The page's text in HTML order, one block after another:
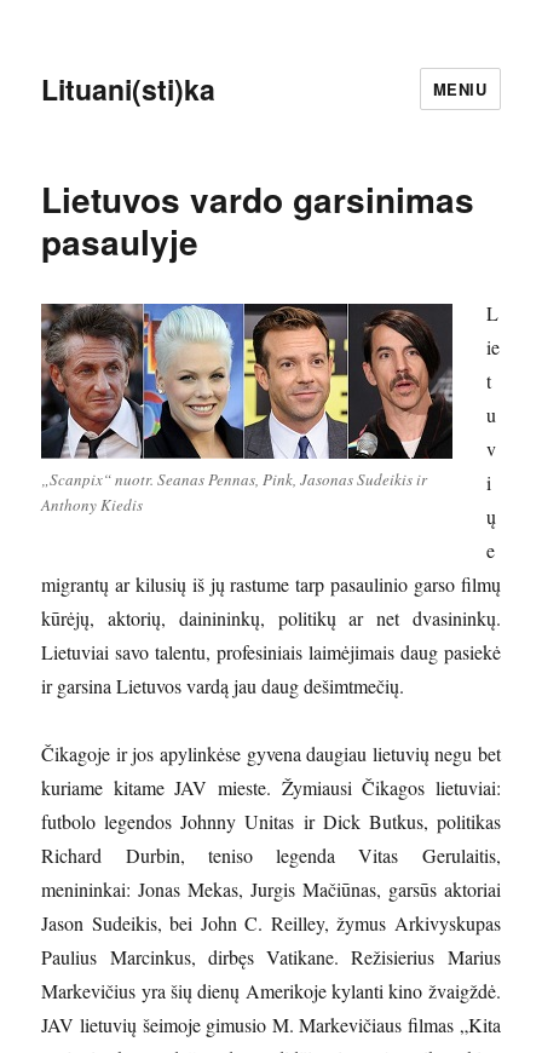
Lituani(sti)ka MENIU
Lietuvos vardo garsinimas
pasaulyje
„Scanpix“ nuotr. Seanas Pennas, Pink, Jasonas Sudeikis ir
Anthony Kiedis
L
ie
t
u
v
i
ų
e
migrantų ar kilusių iš jų rastume tarp pasaulinio garso filmų
kūrėjų, aktorių, dainininkų, politikų ar net dvasininkų.
Lietuviai savo talentu, profesiniais laimėjimais daug pasiekė
ir garsina Lietuvos vardą jau daug dešimtmečių.
Čikagoje ir jos apylinkėse gyvena daugiau lietuvių negu bet
kuriame kitame JAV mieste. Žymiausi Čikagos lietuviai:
futbolo legendos Johnny Unitas ir Dick Butkus, politikas
Richard Durbin, teniso legenda Vitas Gerulaitis,
menininkai: Jonas Mekas, Jurgis Mačiūnas, garsūs aktoriai
Jason Sudeikis, bei John C. Reilley, žymus Arkivyskupas
Paulius Marcinkus, dirbęs Vatikane. Režisierius Marius
Markevičius yra šių dienų Amerikoje kylanti kino žvaigždė.
JAV lietuvių šeimoje gimusio M. Markevičiaus filmas „Kita